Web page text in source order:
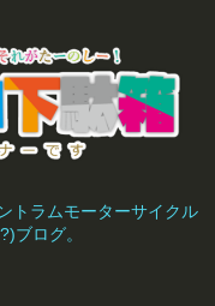
トラムモーターサイクル
ブログ。